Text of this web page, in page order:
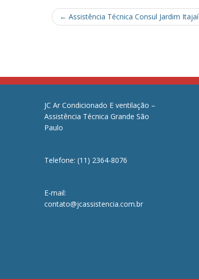
Post
← Assistência Técnica Consul Jardim Itajaí
JC Ar Condicionado E ventilação –
Assistência Técnica Grande São
Paulo
Telefone: (11) 2364-8076
E-mail:
contato@jcassistencia.com.br